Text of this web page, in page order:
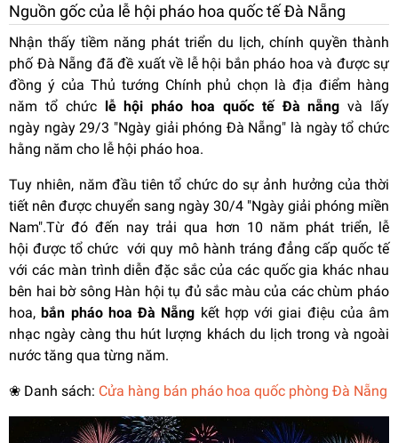
Nguồn gốc của lễ hội pháo hoa quốc tế Đà Nẵng
Nhận thấy tiềm năng phát triển du lịch, chính quyền thành
phố Đà Nẵng đã đề xuất về lễ hội bắn pháo hoa và được sự
đồng ý của Thủ tướng Chính phủ chọn là địa điểm hàng
năm tổ chức lễ hội pháo hoa quốc tế Đà nẵng và lấy
ngày ngày 29/3 "Ngày giải phóng Đà Nẵng" là ngày tổ chức
hằng năm cho lễ hội pháo hoa.
Tuy nhiên, năm đầu tiên tổ chức do sự ảnh hưởng của thời
tiết nên được chuyển sang ngày 30/4 "Ngày giải phóng miền
Nam".Từ đó đến nay trải qua hơn 10 năm phát triển, lễ
hội được tổ chức với quy mô hành tráng đẳng cấp quốc tế
với các màn trình diễn đặc sắc của các quốc gia khác nhau
bên hai bờ sông Hàn hội tụ đủ sắc màu của các chùm pháo
hoa,bắn pháo hoa Đà Nẵng kết hợp với giai điệu của âm
nhạc ngày càng thu hút lượng khách du lịch trong và ngoài
nước tăng qua từng năm.
❀ Danh sách: Cửa hàng bán pháo hoa quốc phòng Đà Nẵng